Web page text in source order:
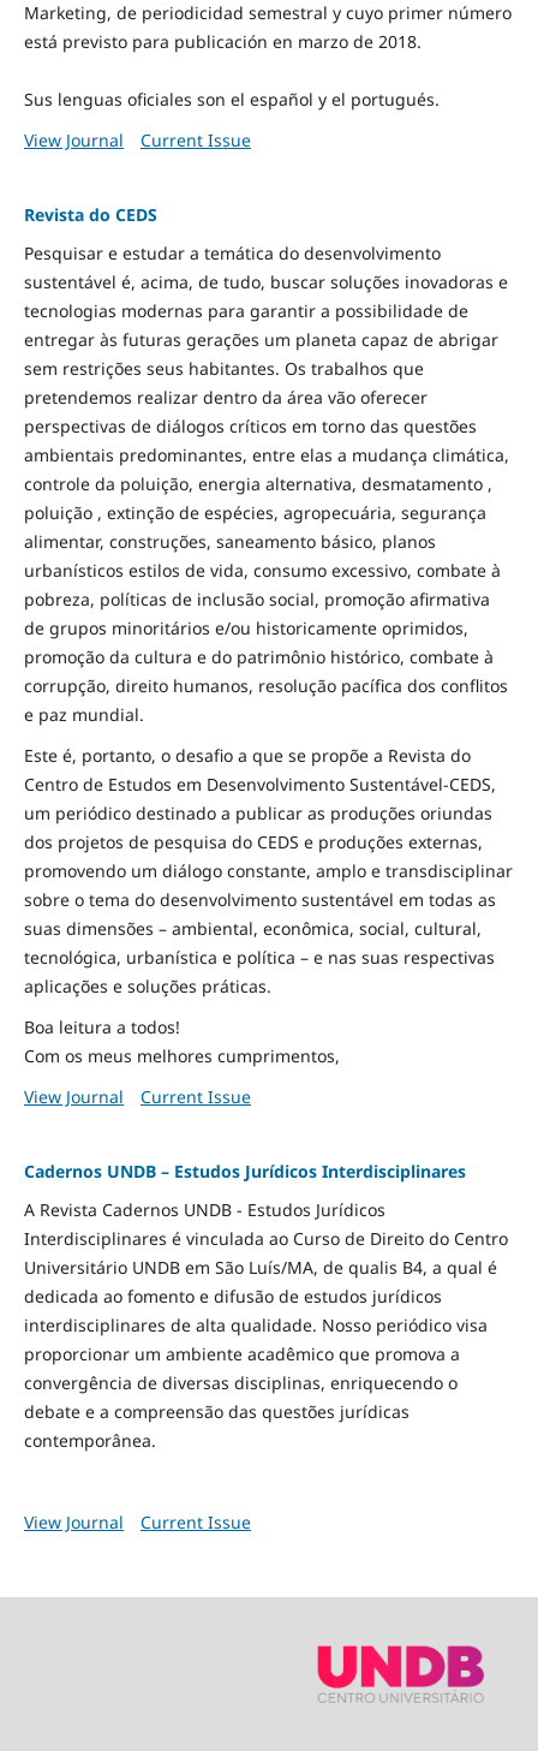
Marketing, de periodicidad semestral y cuyo primer número
está previsto para publicación en marzo de 2018.
Sus lenguas oficiales son el español y el portugués.
View Journal
Current Issue
Revista do CEDS
Pesquisar e estudar a temática do desenvolvimento
sustentável é, acima, de tudo, buscar soluções inovadoras e
tecnologias modernas para garantir a possibilidade de
entregar às futuras gerações um planeta capaz de abrigar
sem restrições seus habitantes. Os trabalhos que
pretendemos realizar dentro da área vão oferecer
perspectivas de diálogos críticos em torno das questões
ambientais predominantes, entre elas a mudança climática,
controle da poluição, energia alternativa, desmatamento ,
poluição , extinção de espécies, agropecuária, segurança
alimentar, construções, saneamento básico, planos
urbanísticos estilos de vida, consumo excessivo, combate à
pobreza, políticas de inclusão social, promoção afirmativa
de grupos minoritários e/ou historicamente oprimidos,
promoção da cultura e do patrimônio histórico, combate à
corrupção, direito humanos, resolução pacífica dos conflitos
e paz mundial.
Este é, portanto, o desafio a que se propõe a Revista do
Centro de Estudos em Desenvolvimento Sustentável-CEDS,
um periódico destinado a publicar as produções oriundas
dos projetos de pesquisa do CEDS e produções externas,
promovendo um diálogo constante, amplo e transdisciplinar
sobre o tema do desenvolvimento sustentável em todas as
suas dimensões – ambiental, econômica, social, cultural,
tecnológica, urbanística e política – e nas suas respectivas
aplicações e soluções práticas.
Boa leitura a todos!
Com os meus melhores cumprimentos,
View Journal
Current Issue
Cadernos UNDB – Estudos Jurídicos Interdisciplinares
A Revista Cadernos UNDB - Estudos Jurídicos
Interdisciplinares é vinculada ao Curso de Direito do Centro
Universitário UNDB em São Luís/MA, de qualis B4, a qual é
dedicada ao fomento e difusão de estudos jurídicos
interdisciplinares de alta qualidade. Nosso periódico visa
proporcionar um ambiente acadêmico que promova a
convergência de diversas disciplinas, enriquecendo o
debate e a compreensão das questões jurídicas
contemporânea.
View Journal Current Issue